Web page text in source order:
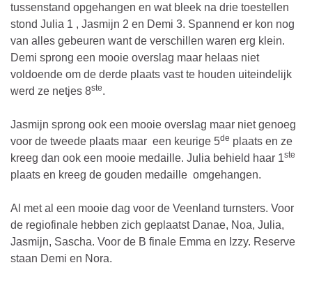
tussenstand opgehangen en wat bleek na drie toestellen
stond Julia 1 , Jasmijn 2 en Demi 3. Spannend er kon nog
van alles gebeuren want de verschillen waren erg klein.
Demi sprong een mooie overslag maar helaas niet
voldoende om de derde plaats vast te houden uiteindelijk
werd ze netjes 8ste.
Jasmijn sprong ook een mooie overslag maar niet genoeg
voor de tweede plaats maar een keurige 5de plaats en ze
kreeg dan ook een mooie medaille. Julia behield haar 1ste
plaats en kreeg de gouden medaille omgehangen.
Al met al een mooie dag voor de Veenland turnsters. Voor
de regiofinale hebben zich geplaatst Danae, Noa, Julia,
Jasmijn, Sascha. Voor de B finale Emma en Izzy. Reserve
staan Demi en Nora.